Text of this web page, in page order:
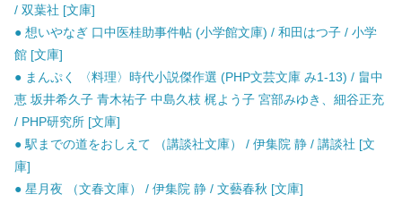
/ 双葉社 [文庫]
● 想いやなぎ 口中医桂助事件帖 (小学館文庫) / 和田はつ子 / 小学
館 [文庫]
● まんぷく 〈料理〉時代小説傑作選 (PHP文芸文庫 み1-13) / 畠中
恵 坂井希久子 青木祐子 中島久枝 梶よう子 宮部みゆき、細谷正充
/ PHP研究所 [文庫]
● 駅までの道をおしえて （講談社文庫） / 伊集院 静 / 講談社 [文
庫]
● 星月夜 （文春文庫） / 伊集院 静 / 文藝春秋 [文庫]